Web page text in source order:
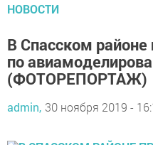
НОВОСТИ
В Спасском
по
(ФОТОРЕПОРТАЖ)
admin, 30 ноября 2019 -